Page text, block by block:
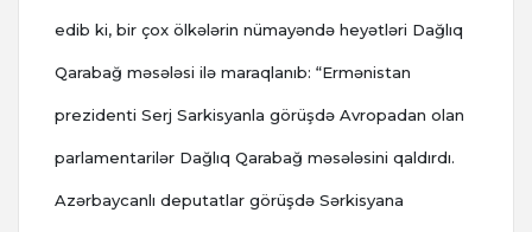
edib ki, bir çox ölkələrin nümayəndə heyətləri Dağlıq
Qarabağ məsələsi ilə maraqlanıb: “Ermənistan
prezidenti Serj Sarkisyanla görüşdə Avropadan olan
parlamentarilər Dağlıq Qarabağ məsələsini qaldırdı.
Azərbaycanlı deputatlar görüşdə Sərkisyana